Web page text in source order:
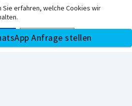
Sie erfahren, welche Cookies wir
Einstellungen
Anfrage stellen